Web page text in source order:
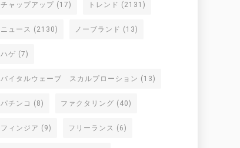
チャップアップ (17) トレンド (2131)
ニュース (2130) ノーブランド (13)
ハゲ (7)
バイタルウェーブ スカルプローション (13)
パチンコ (8) ファクタリング (40)
フィンジア (9) フリーランス (6)